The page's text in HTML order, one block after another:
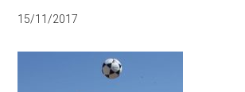
15/11/2017